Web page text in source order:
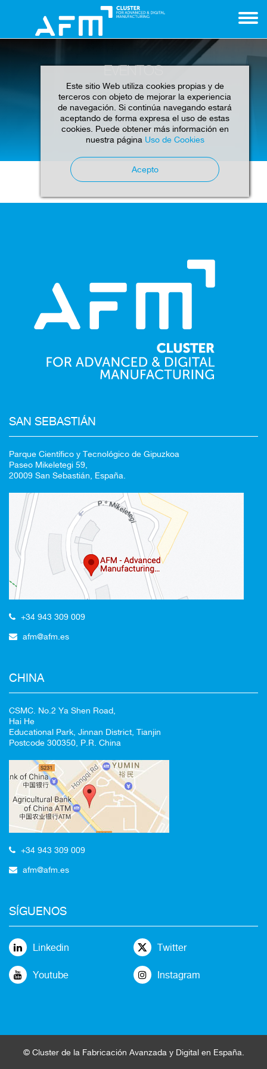
Este sitio Web utiliza cookies propias y de
terceros con objeto de mejorar la experiencia
de navegación. Si continúa navegando estará
aceptando de forma expresa el uso de estas
cookies. Puede obtener más información en
nuestra página Uso de Cookies
Acepto
EVENTOS
Home Eventos
Redirigiendo a
SAN SEBASTIÁN
Parque Científico y Tecnológico de Gipuzkoa
Paseo Mikeletegi 59,
20009 San Sebastián, España.
+34 943 309 009
afm@afm.es
CHINA
CSMC. No.2 Ya Shen Road,
Hai He
Educational Park, Jinnan District, Tianjin
Postcode 300350, P.R. China
+34 943 309 009
afm@afm.es
SÍGUENOS
Linkedin Twitter
Youtube Instagram
© Clusterde la Fabricación Avanzada y Digital en España